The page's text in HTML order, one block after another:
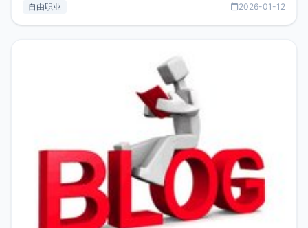
收入下降20%，但却过得很充实，2026年不求突破，但求保
自由职业 2026-01-12